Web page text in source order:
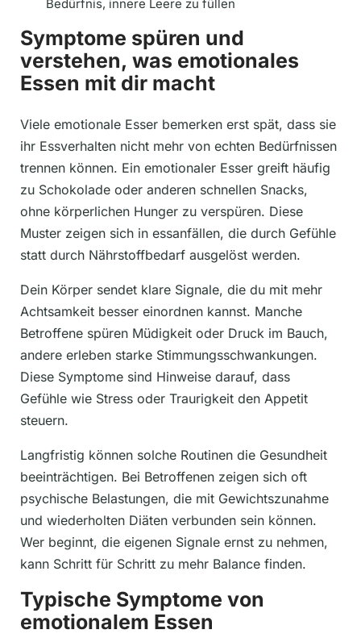
Bedürfnis, innere Leere zu füllen
Symptome spüren und
verstehen, was emotionales
Essen mit dir macht
Viele emotionale Esser bemerken erst spät, dass sie
ihr Essverhalten nicht mehr von echten Bedürfnissen
trennen können. Ein emotionaler Esser greift häufig
zu Schokolade oder anderen schnellen Snacks,
ohne körperlichen Hunger zu verspüren. Diese
Muster zeigen sich in essanfällen, die durch Gefühle
statt durch Nährstoffbedarf ausgelöst werden.
Dein Körper sendet klare Signale, die du mit mehr
Achtsamkeit besser einordnen kannst. Manche
Betroffene spüren Müdigkeit oder Druck im Bauch,
andere erleben starke Stimmungsschwankungen.
Diese Symptome sind Hinweise darauf, dass
Gefühle wie Stress oder Traurigkeit den Appetit
steuern.
Langfristig können solche Routinen die Gesundheit
beeinträchtigen. Bei Betroffenen zeigen sich oft
psychische Belastungen, die mit Gewichtszunahme
und wiederholten Diäten verbunden sein können.
Wer beginnt, die eigenen Signale ernst zu nehmen,
kann Schritt für Schritt zu mehr Balance finden.
Typische Symptome von
emotionalem Essen